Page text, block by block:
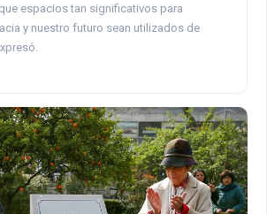
espacios tan significativos para
y nuestro futuro sean utilizados de